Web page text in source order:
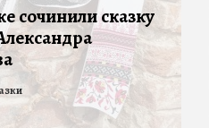
сочинили сказку